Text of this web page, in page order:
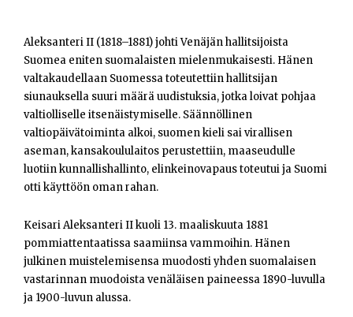
Aleksanteri II (1818–1881) johti Venäjän hallitsijoista
Suomea eniten suomalaisten mielenmukaisesti. Hänen
valtakaudellaan Suomessa toteutettiin hallitsijan
siunauksella suuri määrä uudistuksia, jotka loivat pohjaa
valtiolliselle itsenäistymiselle. Säännöllinen
valtiopäivätoiminta alkoi, suomen kieli sai virallisen
aseman, kansakoululaitos perustettiin, maaseudulle
luotiin kunnallishallinto, elinkeinovapaus toteutui ja Suomi
otti käyttöön oman rahan.
Keisari Aleksanteri II kuoli 13. maaliskuuta 1881
pommiattentaatissa saamiinsa vammoihin. Hänen
julkinen muistelemisensa muodosti yhden suomalaisen
vastarinnan muodoista venäläisen paineessa 1890-luvulla
ja 1900-luvun alussa.